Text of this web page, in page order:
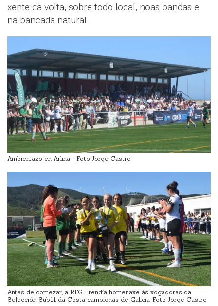
xente da volta, sobre todo local, noas bandas e
na bancada natural.
Ambientazo en Arliña - Foto-Jorge Castro
Antes de comezar, a RFGF rendía homenaxe ás xogadoras da
Selección Sub11 da Costa campionas de Galicia-Foto-Jorge Castro